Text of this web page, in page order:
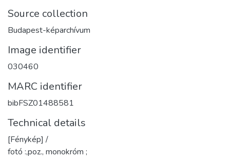
Source collection
Budapest-képarchívum
Image identifier
030460
MARC identifier
bibFSZ01488581
Technical details
[Fénykép] /
fotó :,poz., monokróm ;